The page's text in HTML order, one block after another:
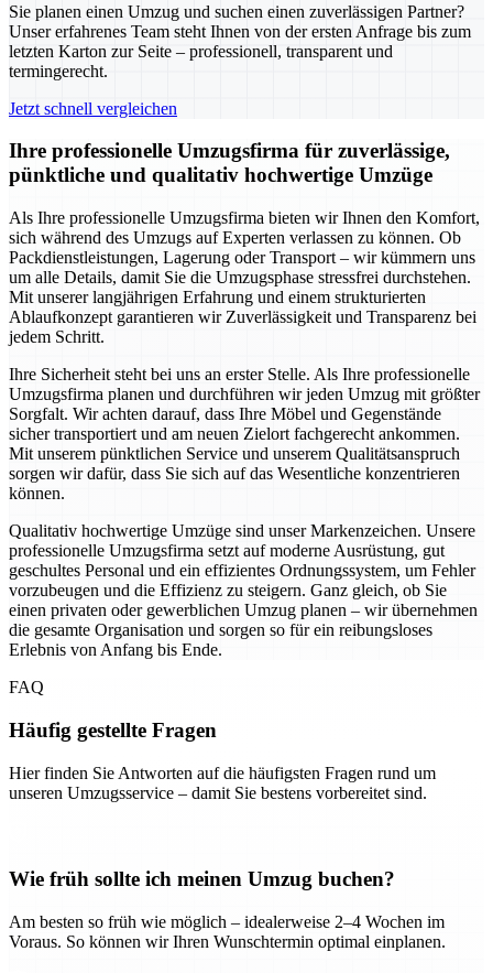
Sie planen einen Umzug und suchen einen zuverlässigen Partner?
Unser erfahrenes Team steht Ihnen von der ersten Anfrage bis zum
letzten Karton zur Seite – professionell, transparent und
termingerecht.
Jetzt schnell vergleichen
Ihre professionelle Umzugsfirma für zuverlässige,
pünktliche und qualitativ hochwertige Umzüge
Als Ihre professionelle Umzugsfirma bieten wir Ihnen den Komfort,
sich während des Umzugs auf Experten verlassen zu können. Ob
Packdienstleistungen, Lagerung oder Transport – wir kümmern uns
um alle Details, damit Sie die Umzugsphase stressfrei durchstehen.
Mit unserer langjährigen Erfahrung und einem strukturierten
Ablaufkonzept garantieren wir Zuverlässigkeit und Transparenz bei
jedem Schritt.
Ihre Sicherheit steht bei uns an erster Stelle. Als Ihre professionelle
Umzugsfirma planen und durchführen wir jeden Umzug mit größter
Sorgfalt. Wir achten darauf, dass Ihre Möbel und Gegenstände
sicher transportiert und am neuen Zielort fachgerecht ankommen.
Mit unserem pünktlichen Service und unserem Qualitätsanspruch
sorgen wir dafür, dass Sie sich auf das Wesentliche konzentrieren
können.
Qualitativ hochwertige Umzüge sind unser Markenzeichen. Unsere
professionelle Umzugsfirma setzt auf moderne Ausrüstung, gut
geschultes Personal und ein effizientes Ordnungssystem, um Fehler
vorzubeugen und die Effizienz zu steigern. Ganz gleich, ob Sie
einen privaten oder gewerblichen Umzug planen – wir übernehmen
die gesamte Organisation und sorgen so für ein reibungsloses
Erlebnis von Anfang bis Ende.
FAQ
Häufig gestellte Fragen
Hier finden Sie Antworten auf die häufigsten Fragen rund um
unseren Umzugsservice – damit Sie bestens vorbereitet sind.
Wie früh sollte ich meinen Umzug buchen?
Am besten so früh wie möglich – idealerweise 2–4 Wochen im
Voraus. So können wir Ihren Wunschtermin optimal einplanen.